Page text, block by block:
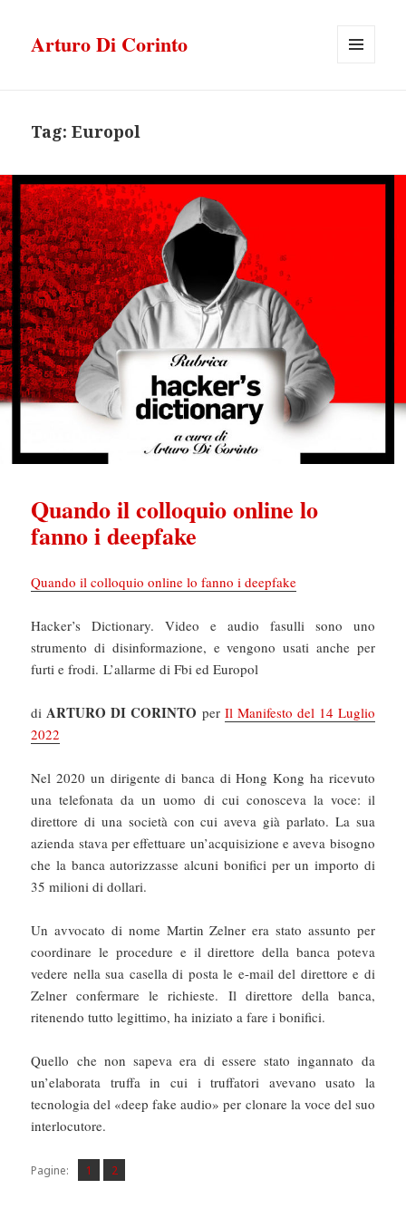
Arturo Di Corinto
Tag:Europol
Quando il colloquio online lo
fanno i deepfake
Quando il colloquio online lo fanno i deepfake
Hacker’s Dictionary. Video e audio fasulli sono uno
strumento di disinformazione, e vengono usati anche per
furti e frodi. L’allarme di Fbi ed Europol
diARTURO DI CORINTO per Il Manifesto del 14 Luglio
2022
Nel 2020 un dirigente di banca di Hong Kong ha ricevuto
una telefonata da un uomo di cui conosceva la voce: il
direttore di una società con cui aveva già parlato. La sua
azienda stava per effettuare un’acquisizione e aveva bisogno
che la banca autorizzasse alcuni bonifici per un importo di
35 milioni di dollari.
Un avvocato di nome Martin Zelner era stato assunto per
coordinare le procedure e il direttore della banca poteva
vedere nella sua casella di posta le e-mail del direttore e di
Zelner confermare le richieste. Il direttore della banca,
ritenendo tutto legittimo, ha iniziato a fare i bonifici.
Quello che non sapeva era di essere stato ingannato da
un’elaborata truffa in cui i truffatori avevano usato la
tecnologia del «deep fake audio» per clonare la voce del suo
interlocutore.
Pagine: Pagina
1 ,
Pagina
2